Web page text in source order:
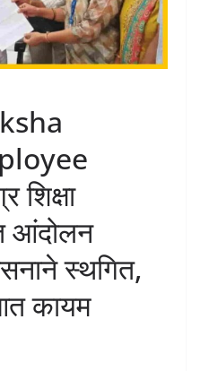
आंदोलन
स्थगित,
कायम